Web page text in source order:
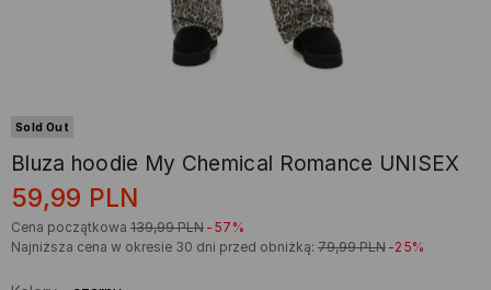
Sold Out
Bluza hoodie My Chemical Romance UNISEX
59,99 PLN
Cena początkowa 139,99 PLN -57%
Najniższa cena w okresie 30 dni przed obniżką: 79,99 PLN -25%